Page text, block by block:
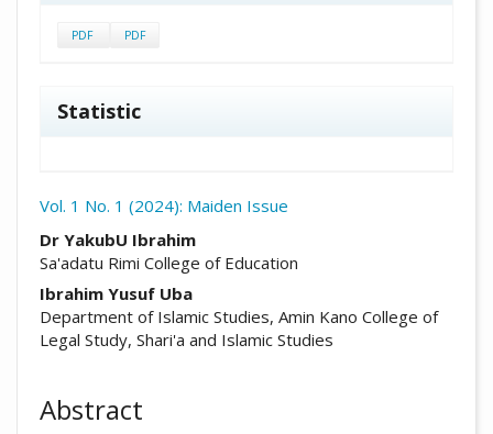
PDF PDF
Statistic
Vol. 1 No. 1 (2024): Maiden Issue
Dr YakubU Ibrahim
Sa'adatu Rimi College of Education
Ibrahim Yusuf Uba
Department of Islamic Studies, Amin Kano College of
Legal Study, Shari'a and Islamic Studies
Abstract